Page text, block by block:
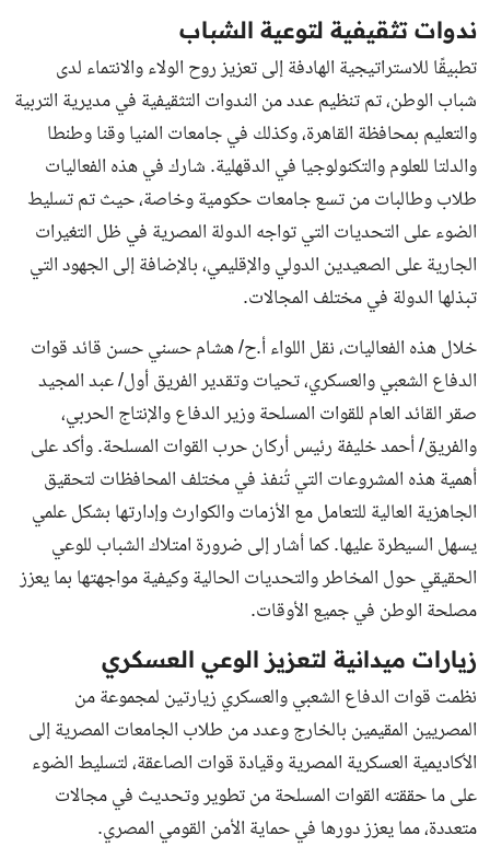
ندوات تثقيفية لتوعية الشباب
تطبيقًا للاستراتيجية الهادفة إلى تعزيز روح الولاء والانتماء لدى
شباب الوطن، تم تنظيم عدد من الندوات التثقيفية في مديرية التربية
والتعليم بمحافظة القاهرة، وكذلك في جامعات المنيا وقنا وطنطا
والدلتا للعلوم والتكنولوجيا في الدقهلية. شارك في هذه الفعاليات
طلاب وطالبات من تسع جامعات حكومية وخاصة، حيث تم تسليط
الضوء على التحديات التي تواجه الدولة المصرية في ظل التغيرات
الجارية على الصعيدين الدولي والإقليمي، بالإضافة إلى الجهود التي
تبذلها الدولة في مختلف المجالات.
خلال هذه الفعاليات، نقل اللواء أ.ح/ هشام حسني حسن قائد قوات
الدفاع الشعبي والعسكري، تحيات وتقدير الفريق أول/ عبد المجيد
صقر القائد العام للقوات المسلحة وزير الدفاع والإنتاج الحربي،
والفريق/ أحمد خليفة رئيس أركان حرب القوات المسلحة. وأكد على
أهمية هذه المشروعات التي تُنفذ في مختلف المحافظات لتحقيق
الجاهزية العالية للتعامل مع الأزمات والكوارث وإدارتها بشكل علمي
يسهل السيطرة عليها. كما أشار إلى ضرورة امتلاك الشباب للوعي
الحقيقي حول المخاطر والتحديات الحالية وكيفية مواجهتها بما يعزز
مصلحة الوطن في جميع الأوقات.
زيارات ميدانية لتعزيز الوعي العسكري
نظمت قوات الدفاع الشعبي والعسكري زيارتين لمجموعة من
المصريين المقيمين بالخارج وعدد من طلاب الجامعات المصرية إلى
الأكاديمية العسكرية المصرية وقيادة قوات الصاعقة، لتسليط الضوء
على ما حققته القوات المسلحة من تطوير وتحديث في مجالات
متعددة، مما يعزز دورها في حماية الأمن القومي المصري.